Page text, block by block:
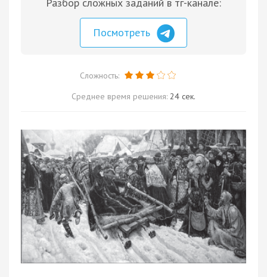
Посмотреть
Сложность:
Среднее время решения: 24 сек.